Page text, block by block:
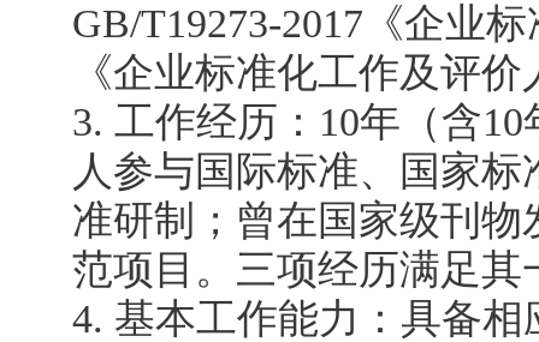
GB/T19273-2017《企业
《企业标准化工作及评
3. 工作经历：10年（含
人参与国际标准、国家
准研制；曾在国家级刊
范项目。三项经历满足其
4. 基本工作能力：具备